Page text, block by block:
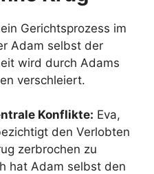
Gerichtsprozess im
Adam selbst der
wird durch Adams
verschleiert.
Konflikte: Eva,
den Verlobten
zerbrochen zu
hat Adam selbst den